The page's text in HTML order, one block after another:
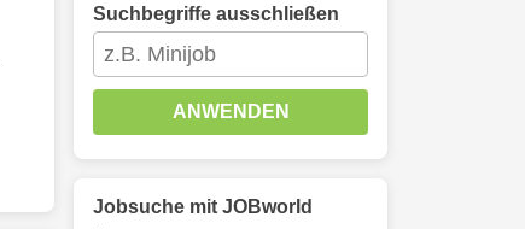
Suchbegriffe ausschließen
ANWENDEN
Jobsuche mit JOBworld